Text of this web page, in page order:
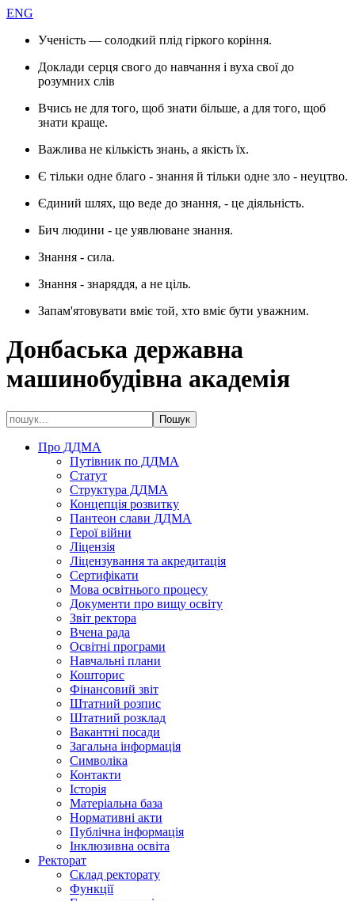
ENG
Ученість — солодкий плід гіркого коріння.
Доклади серця свого до навчання і вуха свої до
розумних слів
Вчись не для того, щоб знати більше, а для того, щоб
знати краще.
Важлива не кількість знань, а якість їх.
Є тільки одне благо - знання й тільки одне зло - неуцтво.
Єдиний шлях, що веде до знання, - це діяльність.
Бич людини - це уявлюване знання.
Знання - сила.
Знання - знаряддя, а не ціль.
Запам'ятовувати вміє той, хто вміє бути уважним.
Донбаська державна
машинобудівна академія
Про ДДМА
Путівник по ДДМА
Статут
Структура ДДМА
Концепція розвитку
Пантеон слави ДДМА
Герої війни
Ліцензія
Ліцензування та акредитація
Сертифікати
Мова освітнього процесу
Документи про вищу освіту
Звіт ректора
Вчена рада
Освітні програми
Навчальні плани
Кошторис
Фінансовий звіт
Штатний розпис
Штатний розклад
Вакантні посади
Загальна інформація
Символіка
Контакти
Історія
Матеріальна база
Нормативні акти
Публічна інформація
Інклюзивна освіта
Ректорат
Склад ректорату
Функції